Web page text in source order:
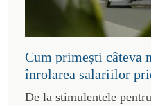
Cum primești câteva
înrolarea salariilor
De la stimulentele